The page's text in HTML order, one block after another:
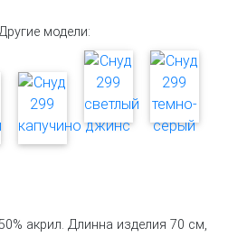
модели:
акрил. Длинна изделия 70 см,